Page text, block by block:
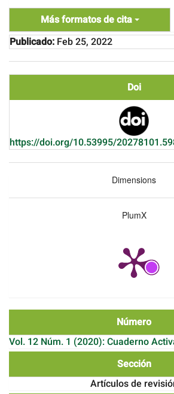
Más formatos de cita
Publicado: Feb 25, 2022
Doi
https://doi.org/10.53995/
Dimensions
PlumX
Número
Vol. 12 Núm. 1 (2020): Cuaderno
Sección
Artículos de